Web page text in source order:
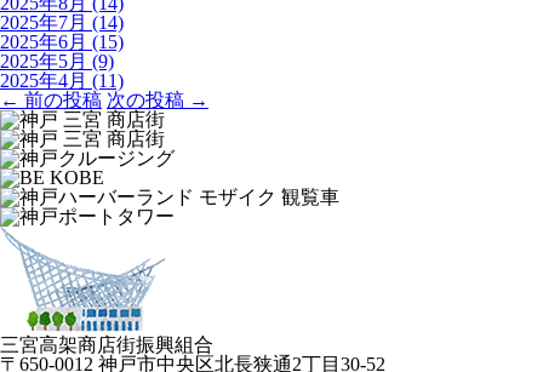
2025年7月 (14)
2025年6月 (15)
2025年5月 (9)
2025年4月 (11)
← 前の投稿 次の投稿 →
三宮高架商店街振興組合
〒650-0012 神戸市中央区北長狭通2丁目30-52